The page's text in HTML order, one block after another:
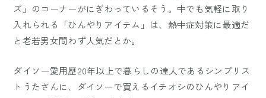
ズ」のコーナーがにぎわっているそう。中でも気軽に取り
入れられる「ひんやりアイテム」は、熱中症対策に最適だ
と老若男女問わず人気だとか。
ダイソー愛用歴20年以上で暮らしの達人であるシンプリス
トうたさんに、ダイソーで買えるイチオシのひんやりアイ